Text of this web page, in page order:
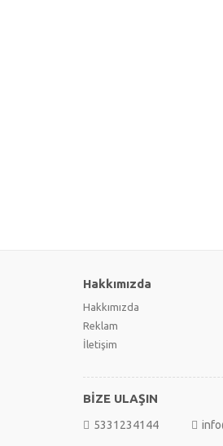
Hakkımızda
Hakkımızda
Reklam
İletişim
BİZE ULAŞIN
5331234144